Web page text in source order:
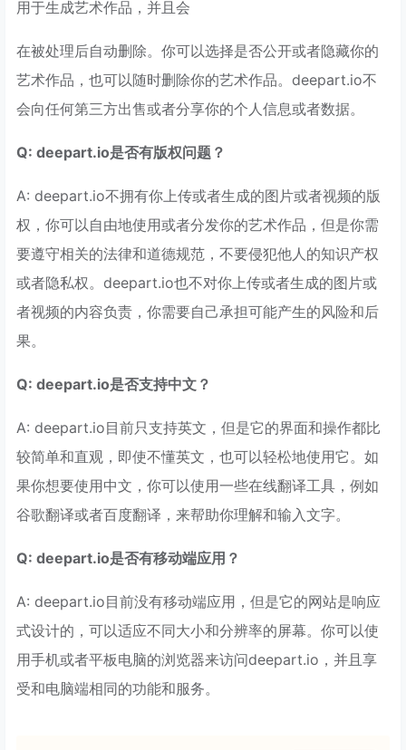
用于生成艺术作品，并且会
在被处理后自动删除。你可以选择是否公开或者隐藏你的
艺术作品，也可以随时删除你的艺术作品。deepart.io不
会向任何第三方出售或者分享你的个人信息或者数据。
Q: deepart.io是否有版权问题？
A: deepart.io不拥有你上传或者生成的图片或者视频的版
权，你可以自由地使用或者分发你的艺术作品，但是你需
要遵守相关的法律和道德规范，不要侵犯他人的知识产权
或者隐私权。deepart.io也不对你上传或者生成的图片或
者视频的内容负责，你需要自己承担可能产生的风险和后
果。
Q: deepart.io是否支持中文？
A: deepart.io目前只支持英文，但是它的界面和操作都比
较简单和直观，即使不懂英文，也可以轻松地使用它。如
果你想要使用中文，你可以使用一些在线翻译工具，例如
谷歌翻译或者百度翻译，来帮助你理解和输入文字。
Q: deepart.io是否有移动端应用？
A: deepart.io目前没有移动端应用，但是它的网站是响应
式设计的，可以适应不同大小和分辨率的屏幕。你可以使
用手机或者平板电脑的浏览器来访问deepart.io，并且享
受和电脑端相同的功能和服务。